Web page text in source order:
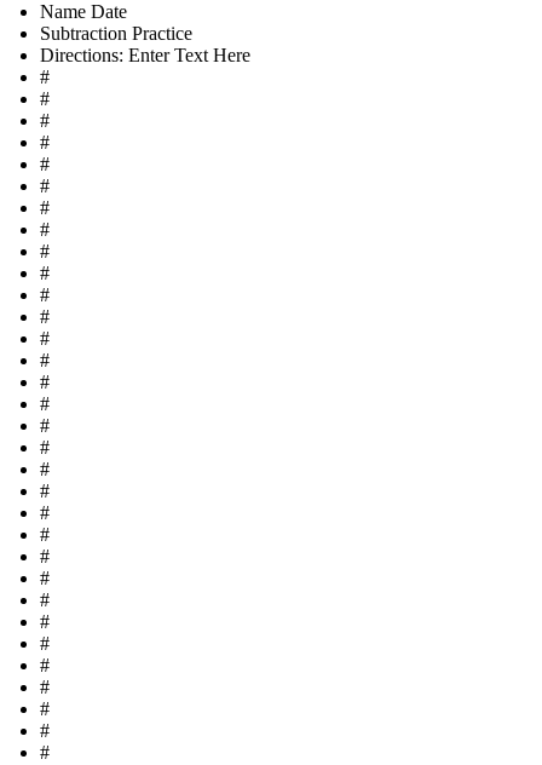
Name Date
Subtraction Practice
Directions: Enter Text Here
#
#
#
#
#
#
#
#
#
#
#
#
#
#
#
#
#
#
#
#
#
#
#
#
#
#
#
#
#
#
#
#